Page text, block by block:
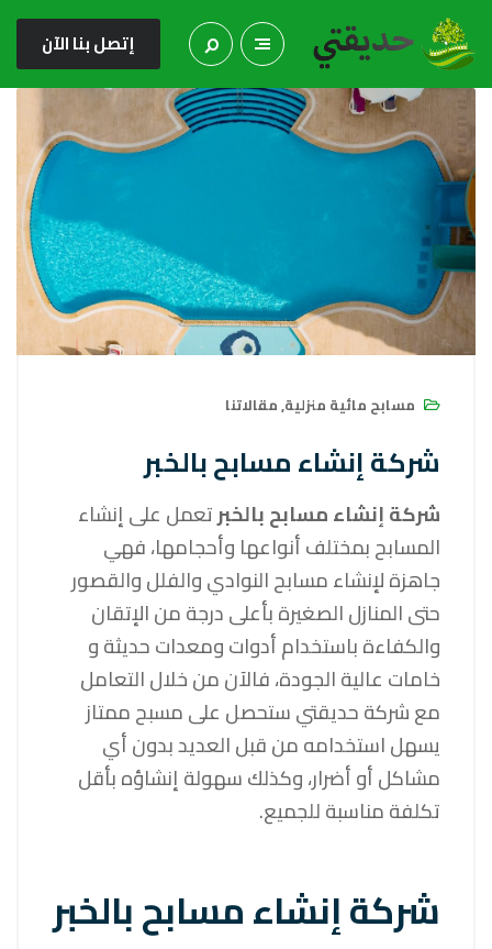
إتصل بنا الآن
مسابح مائية منزلية,مقالاتنا
شركة إنشاء مسابح بالخبر
شركة إنشاء مسابح بالخبرتعمل على إنشاء
المسابح بمختلف أنواعها وأحجامها، فهي
جاهزة لإنشاء مسابح النوادي والفلل والقصور
حتى المنازل الصغيرة بأعلى درجة من الإتقان
والكفاءة باستخدام أدوات ومعدات حديثة و
خامات عالية الجودة، فالآن من خلال التعامل
مع شركة حديقتي ستحصل على مسبح ممتاز
يسهل استخدامه من قبل العديد بدون أي
مشاكل أو أضرار، وكذلك سهولة إنشاؤه بأقل
تكلفة مناسبة للجميع.
شركة إنشاء مسابح بالخبر